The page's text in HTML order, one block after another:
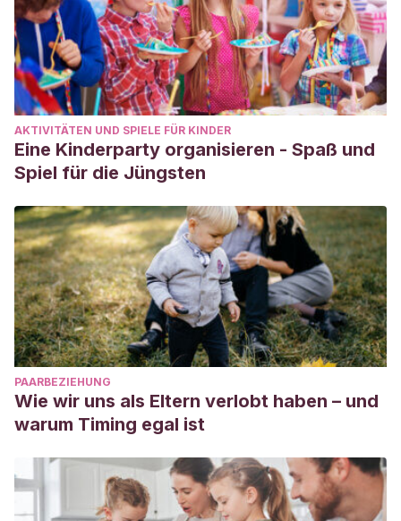
psicobiológicos de la díada madre-hijo. Santiago: Cuatro
Vientos.
AKTIVITÄTEN UND SPIELE FÜR KINDER
Eine Kinderparty organisieren - Spaß und
Spiel für die Jüngsten
PAARBEZIEHUNG
Wie wir uns als Eltern verlobt haben – und
warum Timing egal ist